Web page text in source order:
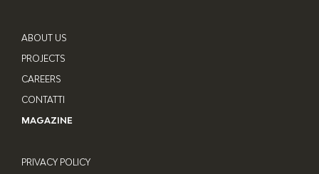
ABOUT US
PROJECTS
CAREERS
CONTATTI
MAGAZINE
PRIVACY POLICY